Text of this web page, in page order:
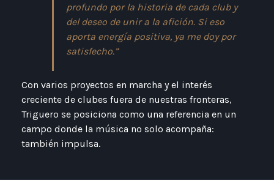
profundo por la historia de cada club y
del deseo de unir a la afición. Si eso
aporta energía positiva, ya me doy por
satisfecho.”
Con varios proyectos en marcha y el interés
creciente de clubes fuera de nuestras fronteras,
Triguero se posiciona como una referencia en un
campo donde la música no solo acompaña:
también impulsa.